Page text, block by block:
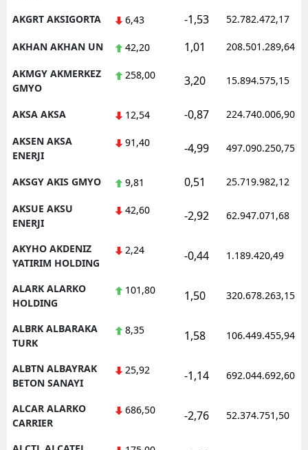
AKGRT AKSIGORTA 6,43 -1,53 52.782.472,17
AKHAN AKHAN UN 42,20 1,01 208.501.289,64
AKMGY AKMERKEZ
GMYO
258,00 3,20 15.894.575,15
AKSA AKSA 12,54 -0,87 224.740.006,90
AKSEN AKSA
ENERJI
91,40 -4,99 497.090.250,75
AKSGY AKIS GMYO 9,81 0,51 25.719.982,12
AKSUE AKSU
ENERJI
42,60 -2,92 62.947.071,68
AKYHO AKDENIZ
YATIRIM HOLDING
2,24 -0,44 1.189.420,49
ALARK ALARKO
HOLDING
101,80 1,50 320.678.263,15
ALBRK ALBARAKA
TURK
8,35 1,58 106.449.455,94
ALBTN ALBAYRAK
BETON SANAYI
25,92 -1,14 692.044.692,60
ALCAR ALARKO
CARRIER
686,50 -2,76 52.374.751,50